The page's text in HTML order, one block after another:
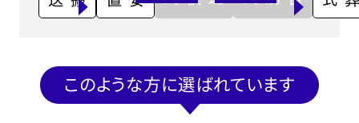
このような方に選ばれています